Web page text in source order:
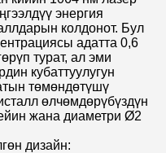
энергия
колдонот. Бул
адатта 0,6
турат, ал эми
кубаттуулугун
төмөндөтүшү
өлчөмдөрүбүздүн
жана диаметри Ø2
дизайн: